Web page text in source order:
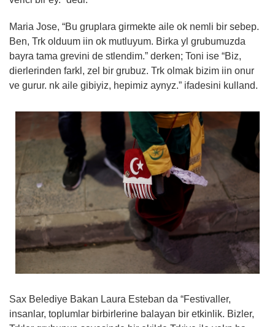
Maria Jose, “Bu gruplara girmekte aile ok nemli bir sebep.
Ben, Trk olduum iin ok mutluyum. Birka yl grubumuzda
bayra tama grevini de stlendim.” derken; Toni ise “Biz,
dierlerinden farkl, zel bir grubuz. Trk olmak bizim iin onur
ve gurur. nk aile gibiyiz, hepimiz aynyz.” ifadesini kulland.
Sax Belediye Bakan Laura Esteban da “Festivaller,
insanlar, toplumlar birbirlerine balayan bir etkinlik. Bizler,